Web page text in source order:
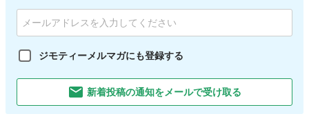
ジモティーメルマガにも登録する
新着投稿の通知をメールで受け取る